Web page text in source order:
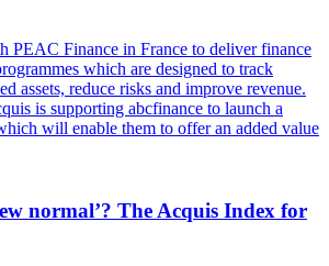
PEAC Finance in France to deliver finance
which are designed to track
assets, reduce risks and improve revenue.
is supporting abcfinance to launch a
will enable them to offer an added value
normal’? The Acquis Index for